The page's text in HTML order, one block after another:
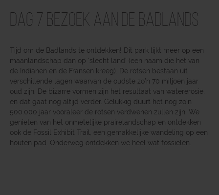
Dag 7 Bezoek aan de Badlands
Tijd om de Badlands te ontdekken! Dit park lijkt meer op een
maanlandschap dan op ‘slecht land’ (een naam die het van
de Indianen en de Fransen kreeg). De rotsen bestaan uit
verschillende lagen waarvan de oudste zo’n 70 miljoen jaar
oud zijn. De bizarre vormen zijn het resultaat van watererosie,
en dat gaat nog altijd verder. Gelukkig duurt het nog zo’n
500.000 jaar vooraleer de rotsen verdwenen zullen zijn. We
genieten van het onmetelijke prairelandschap en ontdekken
ook de Fossil Exhibit Trail, een gemakkelijke wandeling op een
houten pad. Onderweg ontdekken we heel wat fossielen.